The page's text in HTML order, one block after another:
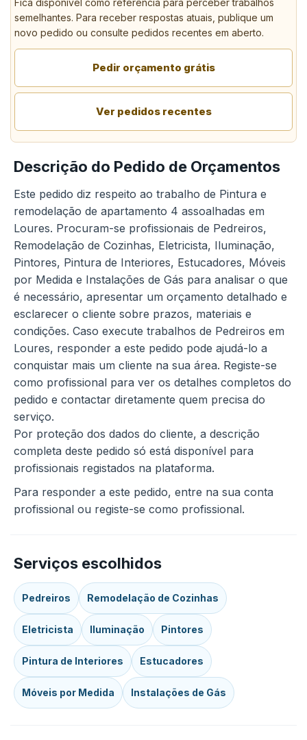
Fica disponível como referência para perceber trabalhos
semelhantes. Para receber respostas atuais, publique um
novo pedido ou consulte pedidos recentes em aberto.
Pedir orçamento grátis
Ver pedidos recentes
Descrição do Pedido de Orçamentos
Este pedido diz respeito ao trabalho de Pintura e
remodelação de apartamento 4 assoalhadas em
Loures. Procuram-se profissionais de Pedreiros,
Remodelação de Cozinhas, Eletricista, Iluminação,
Pintores, Pintura de Interiores, Estucadores, Móveis
por Medida e Instalações de Gás para analisar o que
é necessário, apresentar um orçamento detalhado e
esclarecer o cliente sobre prazos, materiais e
condições. Caso execute trabalhos de Pedreiros em
Loures, responder a este pedido pode ajudá-lo a
conquistar mais um cliente na sua área. Registe-se
como profissional para ver os detalhes completos do
pedido e contactar diretamente quem precisa do
serviço.
Por proteção dos dados do cliente, a descrição
completa deste pedido só está disponível para
profissionais registados na plataforma.
Para responder a este pedido, entre na sua conta
profissional ou registe-se como profissional.
Serviços escolhidos
Pedreiros Remodelação de Cozinhas
Eletricista Iluminação Pintores
Pintura de Interiores Estucadores
Móveis por Medida Instalações de Gás